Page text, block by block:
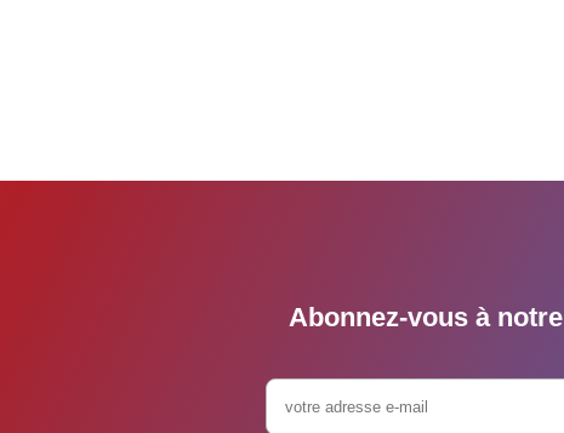
Abonnez-vous à